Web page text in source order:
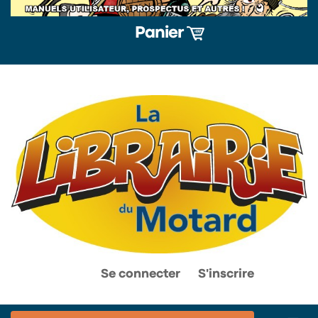
Panier
Se connecter S'inscrire